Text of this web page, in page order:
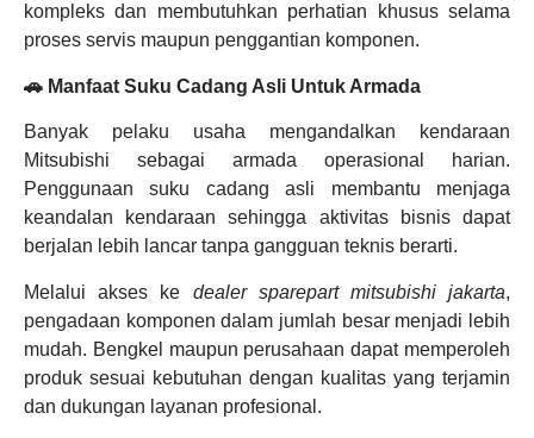
kompleks dan membutuhkan perhatian khusus selama
proses servis maupun penggantian komponen.
🚗 Manfaat Suku Cadang Asli Untuk Armada
Banyak pelaku usaha mengandalkan kendaraan
Mitsubishi sebagai armada operasional harian.
Penggunaan suku cadang asli membantu menjaga
keandalan kendaraan sehingga aktivitas bisnis dapat
berjalan lebih lancar tanpa gangguan teknis berarti.
Melalui akses ke dealer sparepart mitsubishi jakarta,
pengadaan komponen dalam jumlah besar menjadi lebih
mudah. Bengkel maupun perusahaan dapat memperoleh
produk sesuai kebutuhan dengan kualitas yang terjamin
dan dukungan layanan profesional.